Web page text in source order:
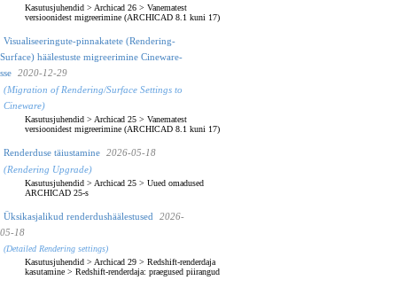
Kasutusjuhendid > Archicad 26 > Vanematest
versioonidest migreerimine (ARCHICAD 8.1 kuni 17)
Visualiseeringute-pinnakatete (Rendering-
Surface) häälestuste migreerimine Cineware-
sse
2020-12-29
(Migration of Rendering/Surface Settings to
Cineware)
Kasutusjuhendid > Archicad 25 > Vanematest
versioonidest migreerimine (ARCHICAD 8.1 kuni 17)
Renderduse täiustamine
2026-05-18
(Rendering Upgrade)
Kasutusjuhendid > Archicad 25 > Uued omadused
ARCHICAD 25-s
Üksikasjalikud renderdushäälestused
2026-
05-18
(Detailed Rendering settings)
Kasutusjuhendid > Archicad 29 > Redshift-renderdaja
kasutamine > Redshift-renderdaja: praegused piirangud